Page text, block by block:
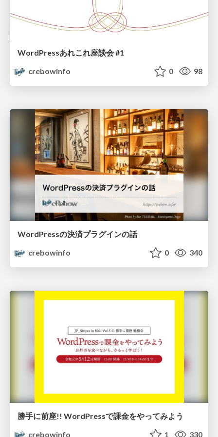
WordPressあれこれ座談会 #1
crebowinfo
0 98
WordPressの決済プラグインの話
crebowinfo
0 340
勝手に前座!! WordPressで課金をやってみよう
crebowinfo
1 330